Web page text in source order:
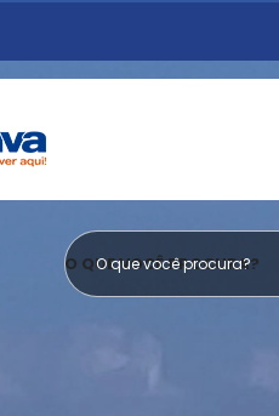
O QUE VOCÊ PROCURA?